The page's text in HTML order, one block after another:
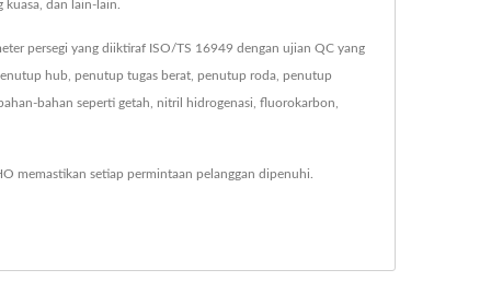
kuasa, dan lain-lain.
persegi yang diiktiraf ISO/TS 16949 dengan ujian QC yang
hub, penutup tugas berat, penutup roda, penutup
bahan seperti getah, nitril hidrogenasi, fluorokarbon,
memastikan setiap permintaan pelanggan dipenuhi.